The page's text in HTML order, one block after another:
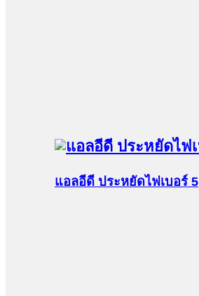
แอลอีดี ประหยัดไฟเบอร์ 5